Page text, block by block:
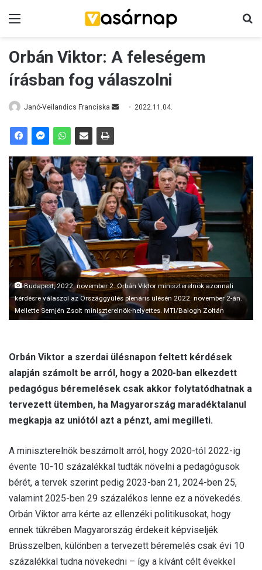
Orbán Viktor: A feleségem
írásban fog válaszolni
Janó-Veilandics Franciska
a
n
e
m
a
i
l
2022.11.04.
Budapest, 2022. november 2. Orbán Viktor miniszterelnök azonnali
kérdésre válaszol az Országgyûlés plenáris ülésén 2022. november 2-án.
Mellette Semjén Zsolt miniszterelnök-helyettes. MTI/Balogh Zoltán
Orbán Viktor a szerdai ülésnapon feltett kérdések
alapján számolt be arról, hogy a 2020-ban elkezdett
pedagógus béremelések csak akkor folytatódhatnak a
tervezett ütemben, ha Magyarország maradéktalanul
megkapja az uniótól azt a pénzt, ami megilleti.
A miniszterelnök beszámolt arról, hogy 2020-tól 2022-ig
évente 10-10 százalékkal tudták növelni a pedagógusok
bérét, a tervek szerint pedig 2023-ban 21, 2024-ben 25,
valamint 2025-ben 29 százalékos lenne ez a növekedés.
Orbán Viktor arra kérte az ellenzéki politikusokat, hogy
ennek tükrében Magyarország érdekeit képviseljék
Brüsszelben, különben a tervezett béremelés csak évi 10
százalékkal tudna növekedni – így a kívánt célt évekkel